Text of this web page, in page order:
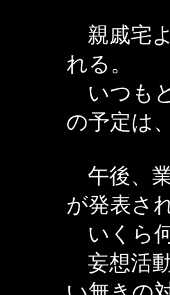
親戚宅
れる。
いつも
の予定は
午後、
が発表さ
いくら
妄想活